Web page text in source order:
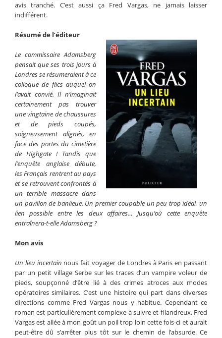
avis tranché. C’est aussi ça Fred Vargas, ne jamais laisser
indifférent.
Résumé de l’éditeur
Le commissaire Adamsberg
pensait que ses trois jours à
Londres se résumeraient à ce
colloque de flics auquel on
l’avait convié. Il n’imaginait
certainement pas trouver
une vingtaine dechaussures
et de pieds coupés,
soigneusement alignés, en
face des portes du cimetière
de Highgate ! Tandis que
l’enquête anglaise débute,
les Français rentrent au pays
et se retrouvent confrontés à
un terrible massacre dans
un pavillon de banlieue. Un premier coupable un peu trop idéal, un
lien possible entre les deux affaires… Jusqu’où cette enquête
entraînera-t-elle Adamsberg ?
Mon avis
Un lieu incertain nous fait voyager de Londres à Paris en passant
par un petit village Serbe sur les traces d’un vampire voleur de
pieds, soupçonné d’être lié à des crimes atroces aux modes
opératoires similaires. C’est une histoire qui part dans diverses
directions comme Fred Vargas nous y habitue. Cependant ce
roman est particulièrement complexe à suivre et filandreux. Fred
Vargas est allée à mon goût un poil trop loin cette fois-ci et aurait
peut-être dû s’arrêter plus tôt sur le chemin de l’absurde. Ce